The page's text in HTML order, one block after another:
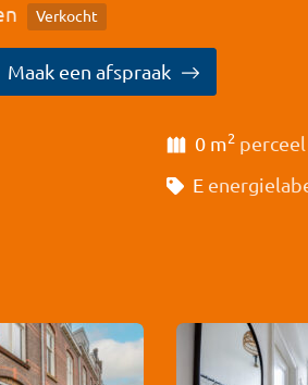
Verkocht
Maak een afspraak
0 m2 perceel
E